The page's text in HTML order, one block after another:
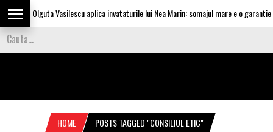
Olguta Vasilescu aplica invataturile lui Nea Marin: somajul mare e o garantie
HOME POSTS TAGGED "CONSILIUL ETIC"